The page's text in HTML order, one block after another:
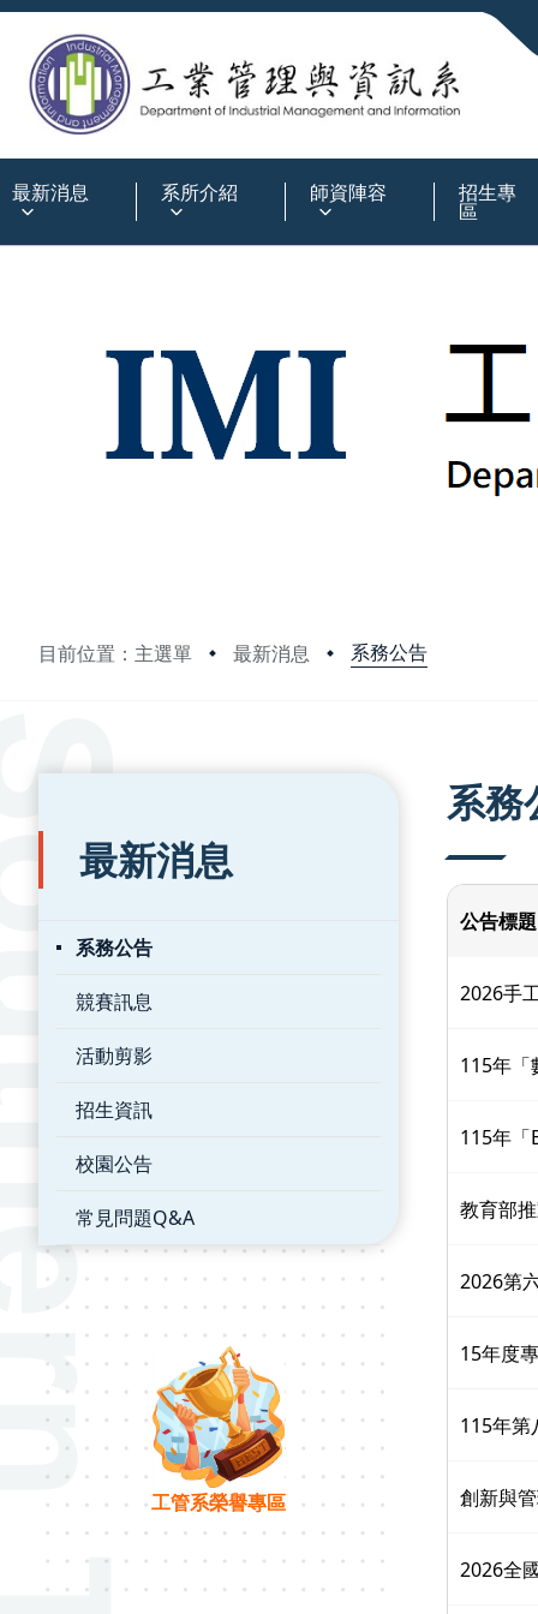
最新消息 系所介紹 師資陣容 招生專
區
目前位置：主選單 最新消息 系務公告
:::
最新消息
系務公告
競賽訊息
活動剪影
招生資訊
校園公告
常見問題Q&A
工管系榮譽專區
系務
公告標題
2026手
115年「
115年「
教育部
2026第
15年度
115年第
創新與
2026全